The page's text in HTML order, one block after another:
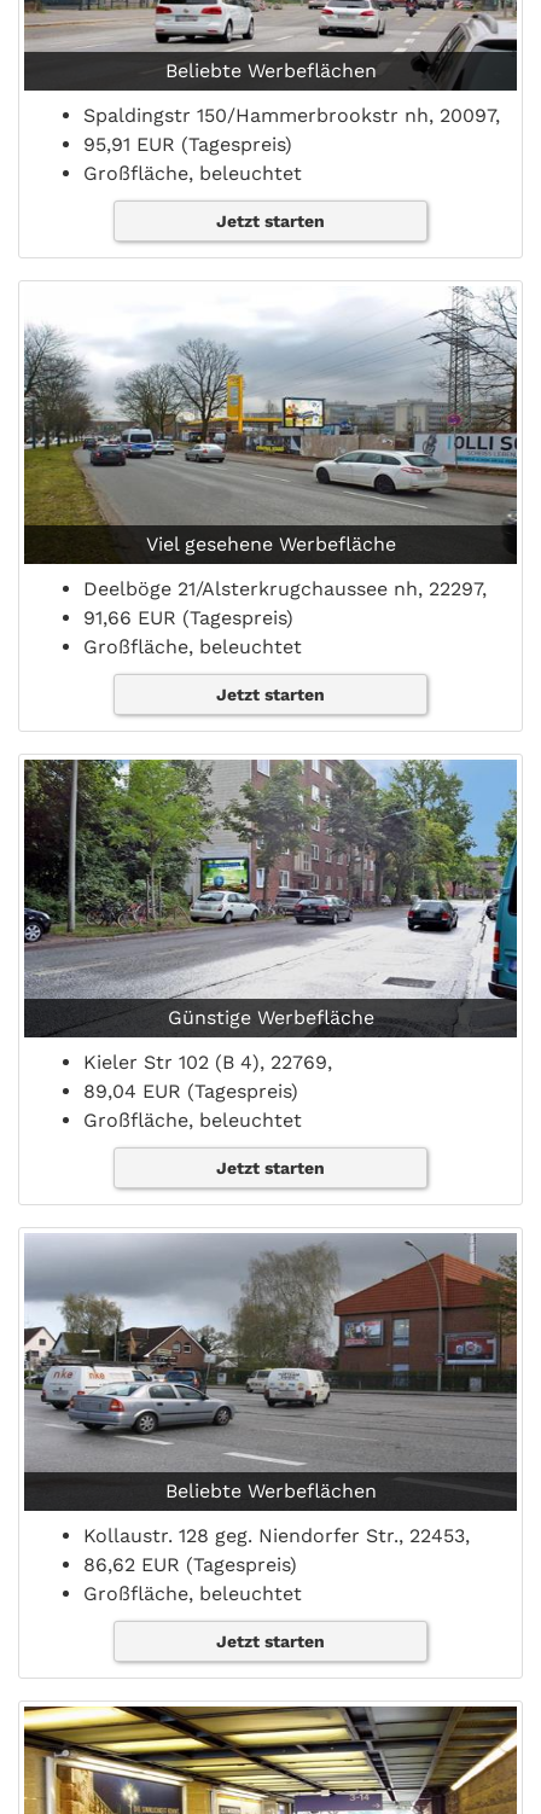
Beliebte Werbeflächen
Spaldingstr 150/Hammerbrookstr nh, 20097,
95,91 EUR (Tagespreis)
Großfläche, beleuchtet
Jetzt starten
Viel gesehene Werbefläche
Deelböge 21/Alsterkrugchaussee nh, 22297,
91,66 EUR (Tagespreis)
Großfläche, beleuchtet
Jetzt starten
Günstige Werbefläche
Kieler Str 102 (B 4), 22769,
89,04 EUR (Tagespreis)
Großfläche, beleuchtet
Jetzt starten
Beliebte Werbeflächen
Kollaustr. 128 geg. Niendorfer Str., 22453,
86,62 EUR (Tagespreis)
Großfläche, beleuchtet
Jetzt starten